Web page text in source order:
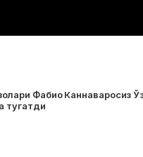
Фабио Каннаваросиз
тугатди